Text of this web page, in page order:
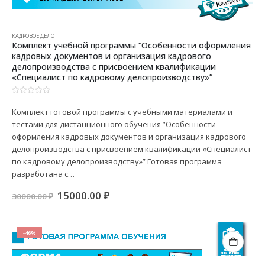
КАДРОВОЕ ДЕЛО
Комплект учебной программы “Особенности оформления
кадровых документов и организация кадрового
делопроизводства с присвоением квалификации
«Специалист по кадровому делопроизводству»”
Комплект готовой программы с учебными материалами и
тестами для дистанционного обучения ”Особенности
оформления кадровых документов и организация кадрового
делопроизводства с присвоением квалификации «Специалист
по кадровому делопроизводству»” Готовая программа
разработана с…
30000.00₽ Первоначальная
15000.00 ₽Текущая
-46%